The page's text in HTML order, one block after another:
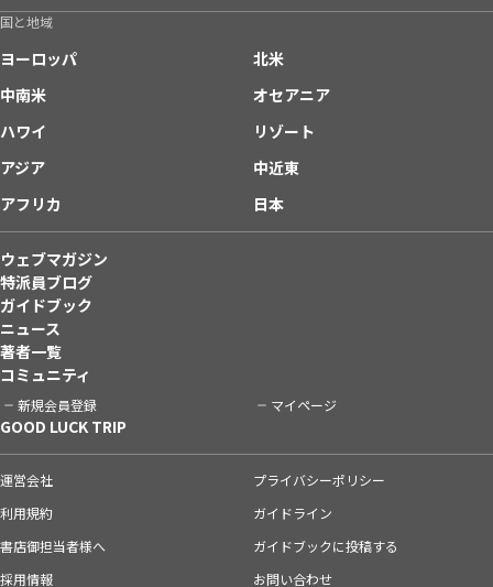
国と地域
ヨーロッパ
北米
中南米
オセアニア
ハワイ
リゾート
アジア
中近東
アフリカ
日本
ウェブマガジン
特派員ブログ
ガイドブック
ニュース
著者一覧
コミュニティ
新規会員登録 マイページ
GOOD LUCK TRIP
運営会社
プライバシーポリシー
利用規約
ガイドライン
書店御担当者様へ
ガイドブックに投稿する
採用情報
お問い合わせ